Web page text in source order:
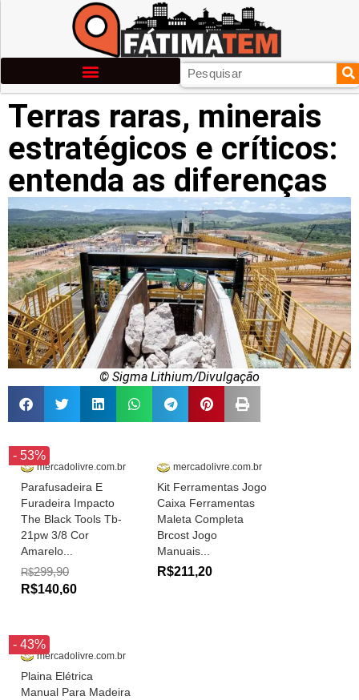
Terras raras, minerais
estratégicos e críticos:
entenda as diferenças
© Sigma Lithium/Divulgação
- 53%
mercadolivre.com.br
Parafusadeira E
Furadeira Impacto
The Black Tools Tb-
21pw 3/8 Cor
Amarelo...
R$299,90
R$140,60
mercadolivre.com.br
Kit Ferramentas Jogo
Caixa Ferramentas
Maleta Completa
Brcost Jogo
Manuais...
R$211,20
- 43%
mercadolivre.com.br
Plaina Elétrica
Manual Para Madeira